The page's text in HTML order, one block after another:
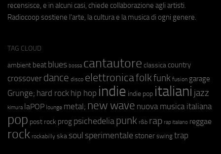
recensisce, e in alcuni casi, chiede collaborazione agli artisti.
Radiocoop sostiene l'arte, la cultura e la musica di ogni genere.
TAG CLOUD
ambient beat blues bossa cantautore classica country
crossover dance disco elettronicafolkfunk fusion garage
Grunge; hard rock hip hop indie indie pop italiani jazz
kimura laPOP lounge metal; new wave nuova musica italiana
pop post rock prog psichedeliapunk r&b rap rap italiano reggae
rock rockabilly ska soul sperimentale stoner swing trap